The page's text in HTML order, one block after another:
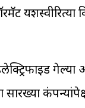
गेल्या
सारख्या